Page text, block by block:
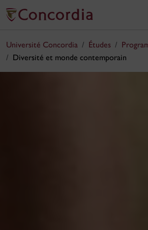
Université Concordia Études
Diversité et monde contemporain